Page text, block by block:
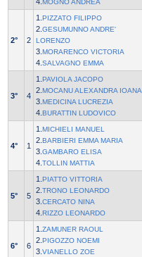
MOGNO ANDREA
2° 2
1. PIZZATO FILIPPO
2. GESUMUNNO ANDRE'
LORENZO
3. MORARENCO VICTORIA
4. SALVAGNO EMMA
3° 4
1. PAVIOLA JACOPO
2. MOCANU ALEXANDRA IOANA
3. MEDICINA LUCREZIA
4. BURATTIN LUDOVICO
4° 1
1. MICHIELI MANUEL
2. BARBIERI EMMA MARIA
3. GAMBARO ELISA
4. TOLLIN MATTIA
5° 5
1. PIATTO VITTORIA
2. TRONO LEONARDO
3. CERCATO NINA
4. RIZZO LEONARDO
6° 6
1. ZAMUNER RAOUL
2. PIGOZZO NOEMI
3. VIANELLO ZOE